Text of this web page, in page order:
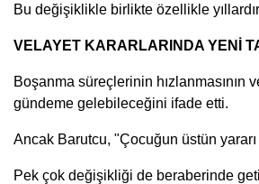
Bu değişiklikle birlikte özellikle
VELAYET KARARLARINDA YENİ
Boşanma süreçlerinin hızlanmasının
gündeme gelebileceğini ifade etti.
Ancak Barutcu, "Çocuğun üstün
Pek çok değişikliği de beraberinde